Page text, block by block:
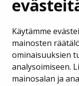
Käytämme
mainosten
ominaisuuksien
analysoimiseen.
mainosalan ja
Lempäälän
Puh. 040 133